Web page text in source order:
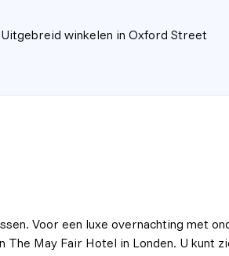
Uitgebreid winkelen in Oxford Street
Voor een luxe overnachting met
May Fair Hotel in Londen. U kunt